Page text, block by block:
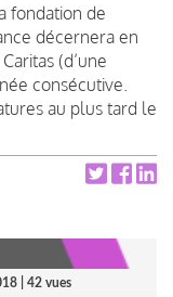
fondation de
décernera en
(d’une
consécutive.
au plus tard le
| 42 vues